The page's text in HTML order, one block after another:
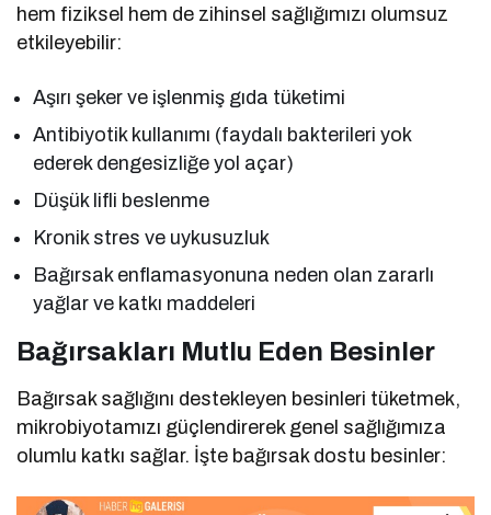
hem fiziksel hem de zihinsel sağlığımızı olumsuz
etkileyebilir:
Aşırı şeker ve işlenmiş gıda tüketimi
Antibiyotik kullanımı (faydalı bakterileri yok
ederek dengesizliğe yol açar)
Düşük lifli beslenme
Kronik stres ve uykusuzluk
Bağırsak enflamasyonuna neden olan zararlı
yağlar ve katkı maddeleri
Bağırsakları Mutlu Eden Besinler
Bağırsak sağlığını destekleyen besinleri tüketmek,
mikrobiyotamızı güçlendirerek genel sağlığımıza
olumlu katkı sağlar. İşte bağırsak dostu besinler: